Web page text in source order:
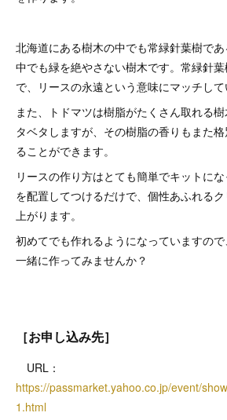
北海道にある樹木の中でも常緑針葉樹で
中でも緑を絶やさない樹木です。常緑針
で、リースの永遠という意味にマッチして
また、トドマツは樹脂がたくさん取れる
タベタしますが、その樹脂の香りもまた
ることができます。
リースの作り方はとても簡単でキットに
を配置してつけるだけで、個性あふれる
上がります。
初めてでも作れるようになっていますの
一緒に作ってみませんか？
［お申し込み先］
URL：
https://passmarket.yahoo.co.jp/event/
1.html